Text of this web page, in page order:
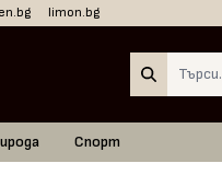
limon.bg
Спорт